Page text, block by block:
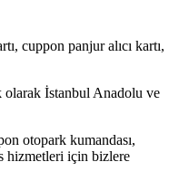
cuppon panjur alıcı kartı,
olarak İstanbul Anadolu ve
otopark kumandası,
hizmetleri için bizlere